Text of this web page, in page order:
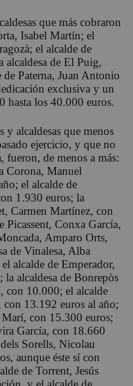
que más cobraron
Isabel Martín; el
el alcalde de
alcaldesa de El Puig,
Paterna, Juan Antonio
exclusiva y un
hasta los 40.000 euros.
y alcaldesas que menos
ejercicio, y que no
fueron, de menos a más:
Corona, Manuel
el alcalde de
1.930 euros; la
Carmen Martínez, con
Picassent, Conxa García,
Amparo Orts,
de Vinalesa, Alba
alcalde de Emperador,
alcaldesa de Bonrepòs
10.000; el alcalde
con 13.192 euros al año;
con 15.300 euros;
García, con 18.660
Sorells, Nicolau
aunque éste sí con
de Torrent, Jesús